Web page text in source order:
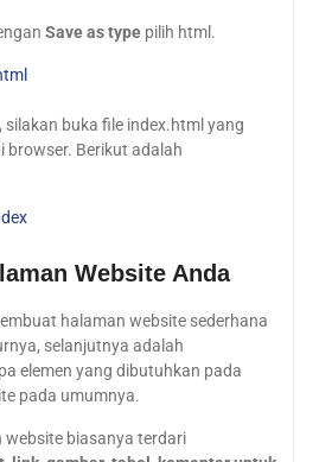
Save as typepilih html.
buka file index.html yang
browser. Berikut adalah
Website Anda
halaman website sederhana
selanjutnya adalah
elemen yang dibutuhkan pada
pada umumnya.
website biasanya terdari